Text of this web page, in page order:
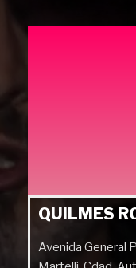
QUILMES
Avenida General